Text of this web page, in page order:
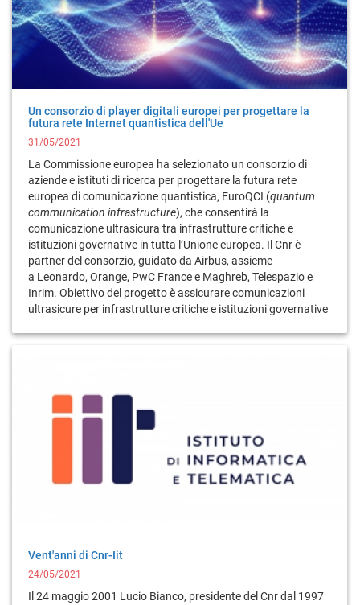
Un consorzio di player digitali europei per progettare la
futura rete Internet quantistica dell'Ue
31/05/2021
La Commissione europea ha selezionato un consorzio di
aziende e istituti di ricerca per progettare la futura rete
europea di comunicazione quantistica, EuroQCI (quantum
communication infrastructure), che consentirà la
comunicazione ultrasicura tra infrastrutture critiche e
istituzioni governative in tutta l’Unione europea. Il Cnr è
partner del consorzio, guidato da Airbus, assieme
a Leonardo, Orange, PwC France e Maghreb, Telespazio e
Inrim. Obiettivo del progetto è assicurare comunicazioni
ultrasicure per infrastrutture critiche e istituzioni governative
Vent'anni di Cnr-Iit
24/05/2021
Il 24 maggio 2001 Lucio Bianco, presidente del Cnr dal 1997